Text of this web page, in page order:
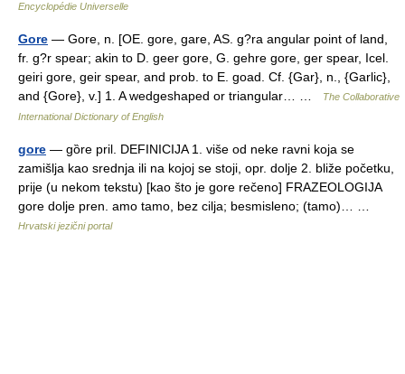
Encyclopédie Universelle
Gore — Gore, n. [OE. gore, gare, AS. g?ra angular point of land,
fr. g?r spear; akin to D. geer gore, G. gehre gore, ger spear, Icel.
geiri gore, geir spear, and prob. to E. goad. Cf. {Gar}, n., {Garlic},
and {Gore}, v.] 1. A wedgeshaped or triangular… …
The Collaborative
International Dictionary of English
gore — gȍre pril. DEFINICIJA 1. više od neke ravni koja se
zamišlja kao srednja ili na kojoj se stoji, opr. dolje 2. bliže početku,
prije (u nekom tekstu) [kao što je gore rečeno] FRAZEOLOGIJA
gore dolje pren. amo tamo, bez cilja; besmisleno; (tamo)… …
Hrvatski jezični portal